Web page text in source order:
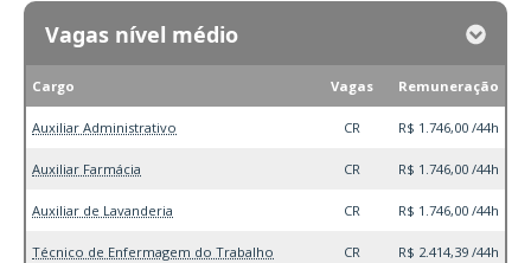
Vagas nível médio
Cargo Vagas Remuneração
Auxiliar Administrativo CR R$ 1.746,00 /44h
Auxiliar Farmácia CR R$ 1.746,00 /44h
Auxiliar de Lavanderia CR R$ 1.746,00 /44h
Técnico de Enfermagem do Trabalho CR R$ 2.414,39 /44h